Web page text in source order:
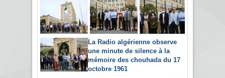
La Radio algérienne observe
une minute de silence à la
mémoire des chouhada du 17
octobre 1961